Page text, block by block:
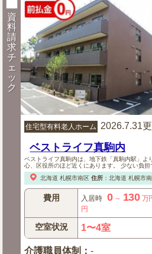
資
料
請
求
チ
ェ
ッ
ク
住宅型有料老人ホーム 2026.7.31
ベストライフ真駒内
ベストライフ真駒内は、地下鉄「真駒内駅」よ
心、区役所のほど近くにあります。 少ない負担
北海道 札幌市南区 住所： 北海道 札幌市
費用 入居時 0～ 130 万
円
空室状況 1〜4室
介護職員体制 ：-